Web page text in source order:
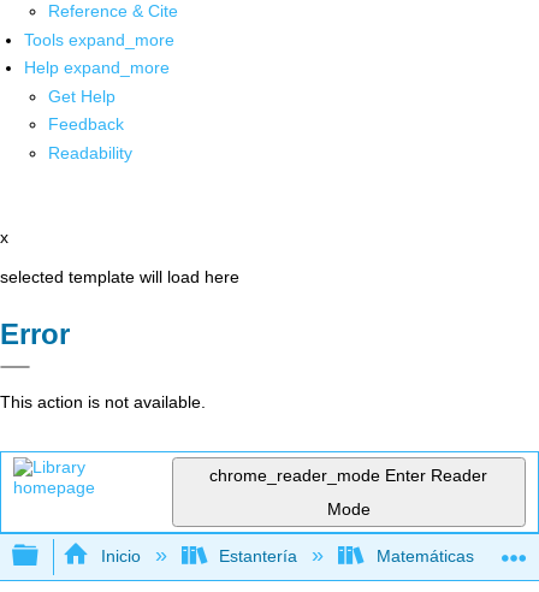
Reference & Cite
Tools expand_more
Help expand_more
Get Help
Feedback
Readability
x
selected template will load here
Error
This action is not available.
chrome_reader_mode Enter Reader
Mode
Expandir/contraer jerarquía global
Inicio Estantería Matemáticas